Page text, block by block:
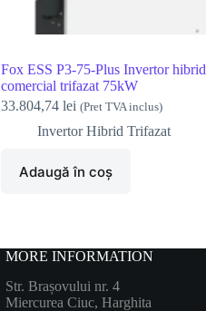
Fox ESS P3-75-Plus Invertor hibrid
comercial trifazat 75kW
33.804,74 lei (Pret TVA inclus)
Invertor Hibrid Trifazat
Adaugă în coș
MORE INFORMATION
Str. Brașovului nr. 4
Miercurea Ciuc, Harghita